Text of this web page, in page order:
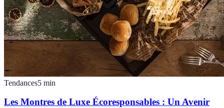
Tendances5 min
Les Montres de Luxe Écoresponsables : Un Avenir